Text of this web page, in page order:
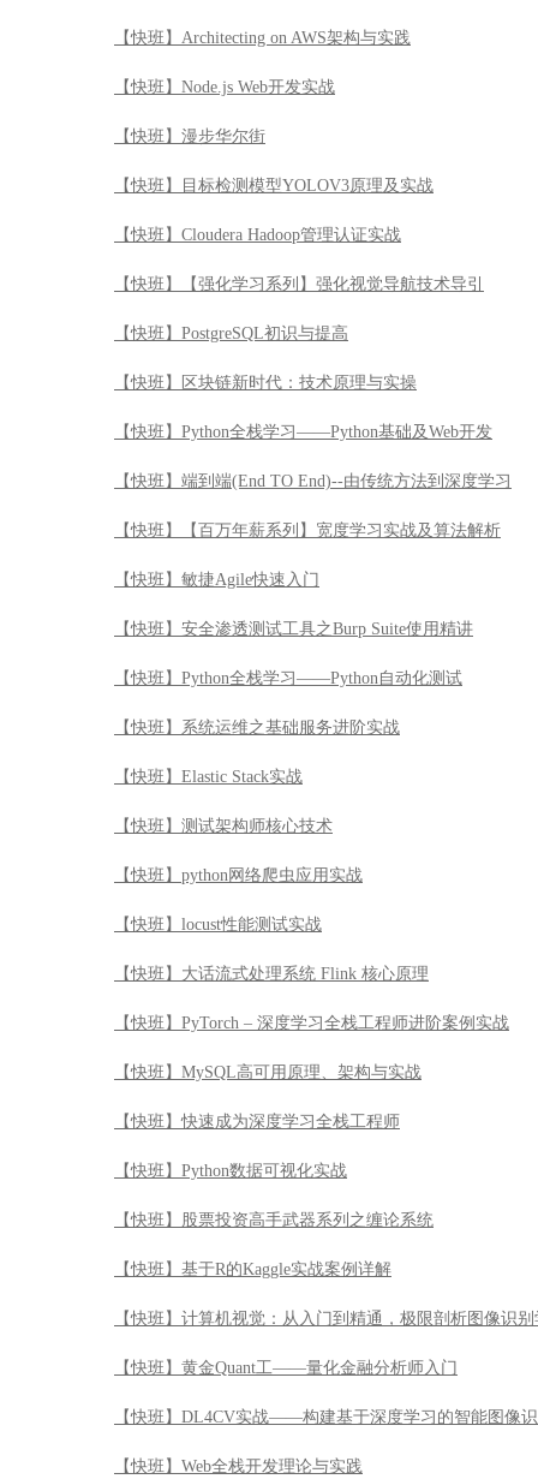
【快班】Architecting on AWS架构与实践
【快班】Node.js Web开发实战
【快班】漫步华尔街
【快班】目标检测模型YOLOV3原理及实战
【快班】Cloudera Hadoop管理认证实战
【快班】【强化学习系列】强化视觉导航技术导引
【快班】PostgreSQL初识与提高
【快班】区块链新时代：技术原理与实操
【快班】Python全栈学习——Python基础及Web开发
【快班】端到端(End TO End)--由传统方法到深度学习
【快班】【百万年薪系列】宽度学习实战及算法解析
【快班】敏捷Agile快速入门
【快班】安全渗透测试工具之Burp Suite使用精讲
【快班】Python全栈学习——Python自动化测试
【快班】系统运维之基础服务进阶实战
【快班】Elastic Stack实战
【快班】测试架构师核心技术
【快班】python网络爬虫应用实战
【快班】locust性能测试实战
【快班】大话流式处理系统 Flink 核心原理
【快班】PyTorch – 深度学习全栈工程师进阶案例实战
【快班】MySQL高可用原理、架构与实战
【快班】快速成为深度学习全栈工程师
【快班】Python数据可视化实战
【快班】股票投资高手武器系列之缠论系统
【快班】基于R的Kaggle实战案例详解
【快班】计算机视觉：从入门到精通，极限剖析图像识
【快班】黄金Quant工——量化金融分析师入门
【快班】DL4CV实战——构建基于深度学习的智能图像
【快班】Web全栈开发理论与实践